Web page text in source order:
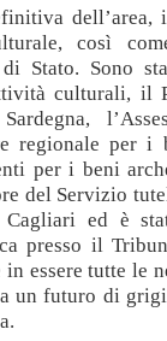
dell’area,
così
Stato. Sono
culturali, il
regionale per i
per i beni
del Servizio
ed è
presso il
essere tutte le
un futuro di